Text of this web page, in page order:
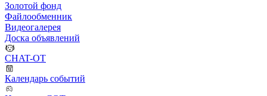
Золотой фонд
Файлообменник
Видеогалерея
Доска объявлений
CHAT-OT
Календарь событий